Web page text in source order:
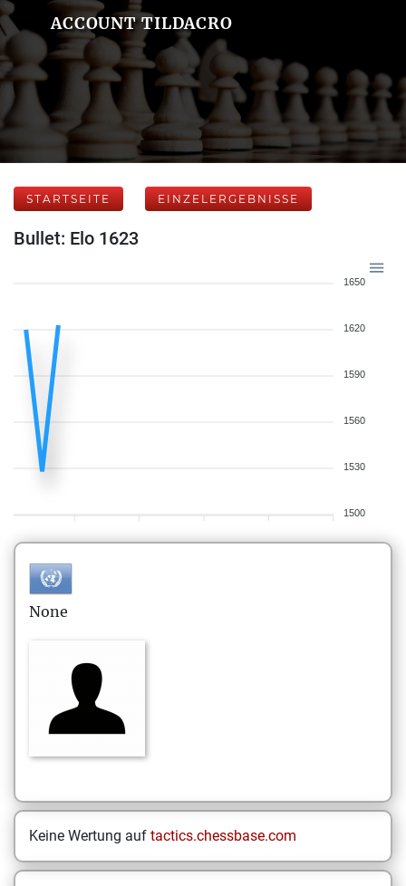
ACCOUNT TILDACRO
STARTSEITE EINZELERGEBNISSE
Bullet: Elo 1623
1650
1620
1590
1560
1530
1500
None
Keine Wertung auf tactics.chessbase.com